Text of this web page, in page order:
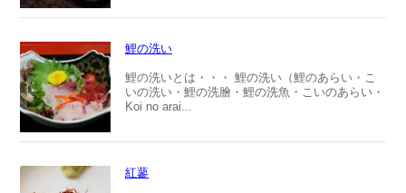
鯉の洗い
鯉の洗いとは・・・ 鯉の洗い（鯉のあらい・こ
いの洗い・鯉の洗膾・鯉の洗魚・こいのあらい・
Koi no arai...
紅蓼